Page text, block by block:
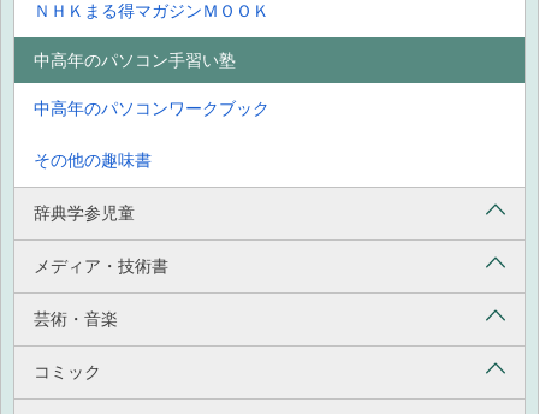
ＮＨＫまる得マガジンＭＯＯＫ
中高年のパソコン手習い塾
中高年のパソコンワークブック
その他の趣味書
辞典学参児童
メディア・技術書
芸術・音楽
コミック